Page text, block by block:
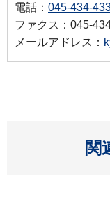
電話： 045-434-
ファクス：045-
メールアドレス：
関